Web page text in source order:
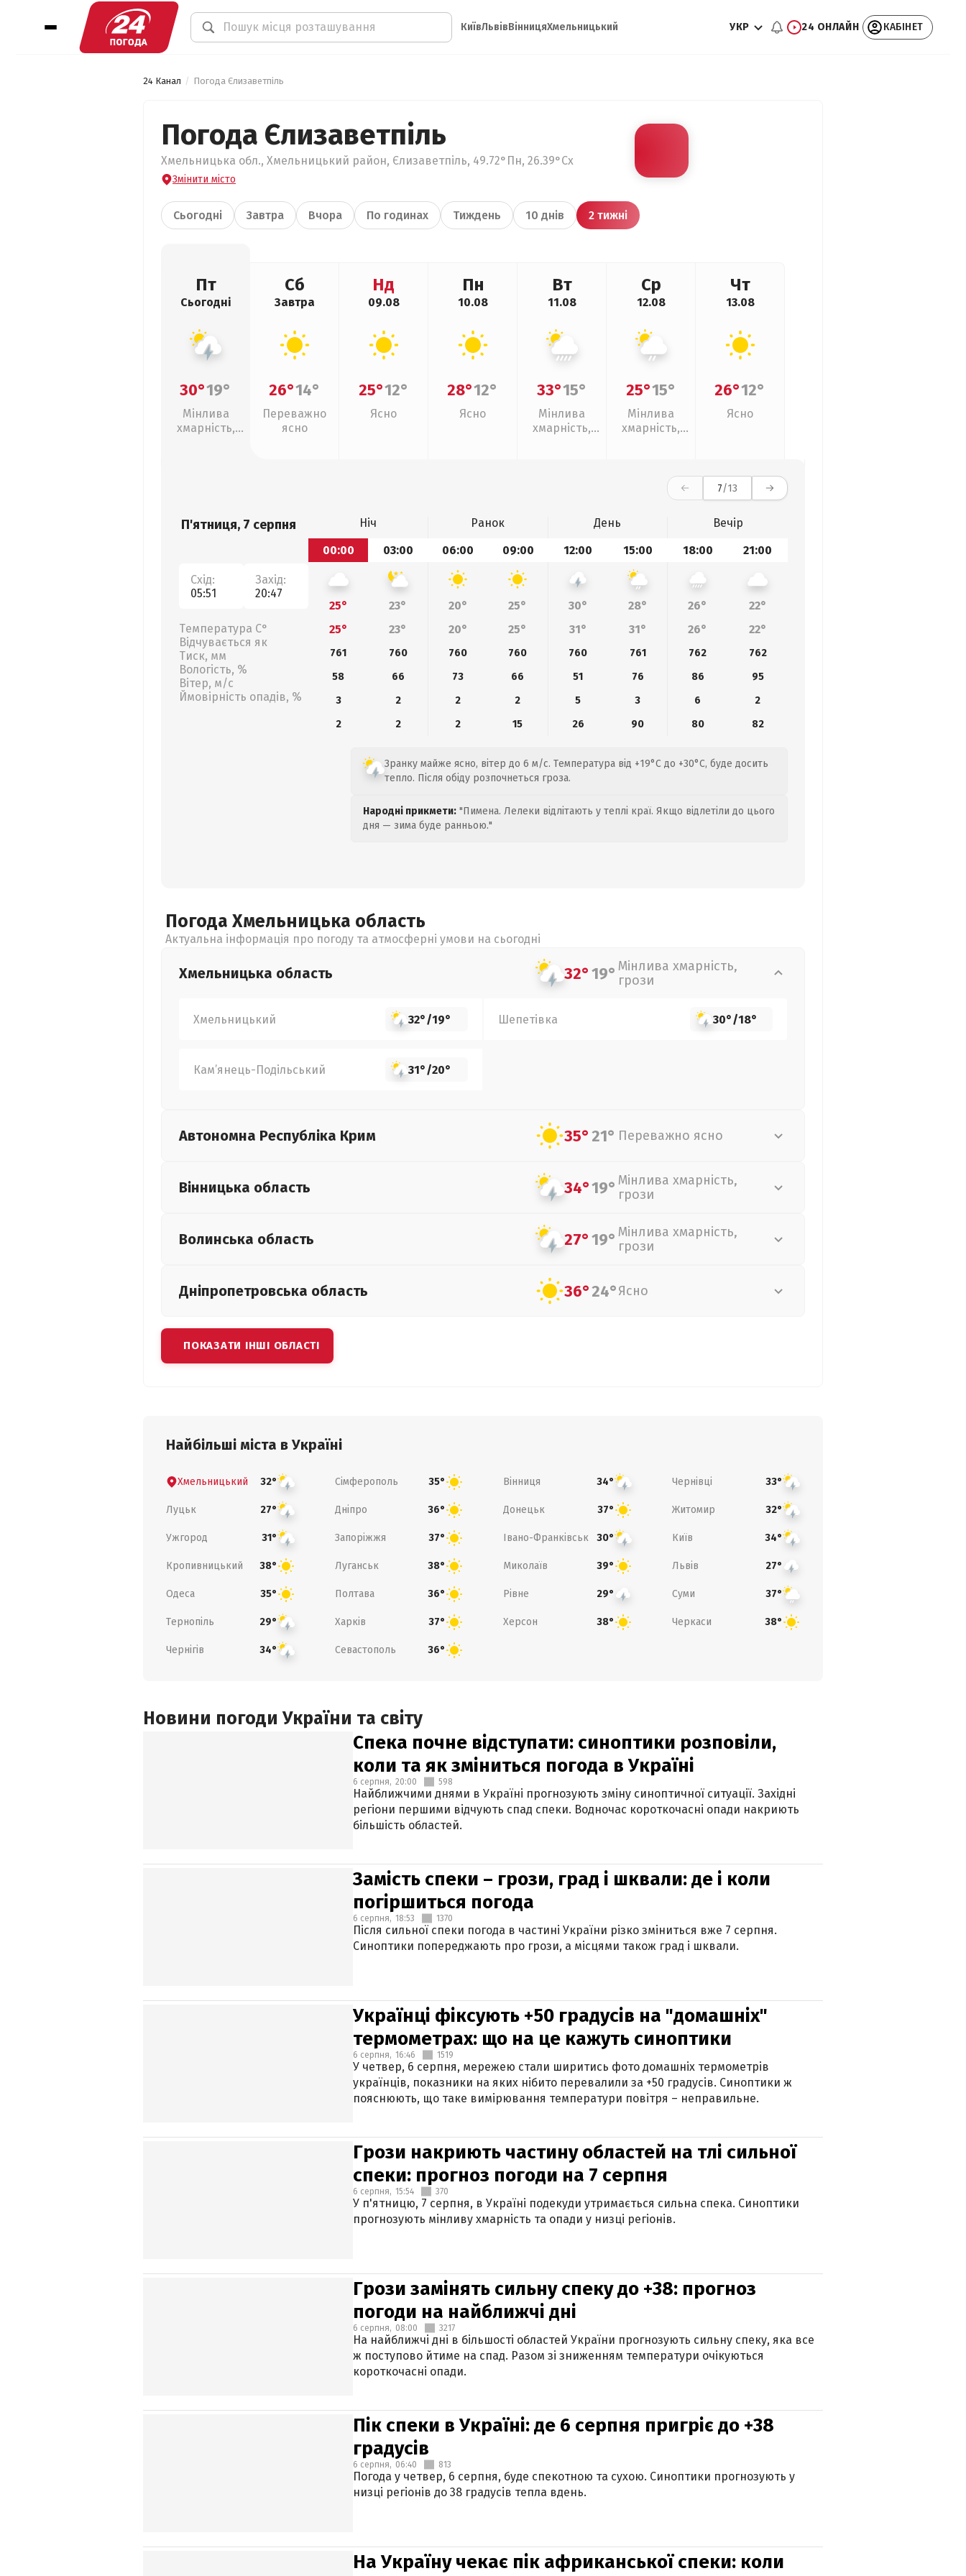
КиївЛьвівВінницяХмельницький УКР 24 ОНЛАЙН КАБІНЕТ
24 Канал Погода Єлизаветпіль
Погода Єлизаветпіль
Хмельницька обл., Хмельницький район, Єлизаветпіль, 49.72°Пн, 26.39°Сх
Змінити місто
Сьогодні Завтра Вчора По годинах Тиждень 10 днів 2 тижні
Пт
Сьогодні
30°19°
Мінлива
хмарність,
Сб
Завтра
26°14°
Переважно
ясно
Нд
09.08
25°12°
Ясно
Пн
10.08
28°12°
Ясно
Вт
11.08
33°15°
Мінлива
хмарність,
Ср
12.08
25°15°
Мінлива
хмарність,
Чт
13.08
26°12°
Ясно
7/13
П'ятниця, 7 серпня
Схід:
05:51
Захід:
20:47
Температура С°
Відчувається як
Тиск, мм
Вологість, %
Вітер, м/с
Ймовірність опадів, %
Ніч Ранок День
Вечір
00:00
03:00 06:00 09:00 12:00 15:00 18:00 21:00
25° 23° 20° 25° 30° 28° 26°
22°
25°
23° 20° 25° 31° 31° 26° 22°
761 760 760 760 760 761 762
762
58
66 73 66 51 76 86
95
3
2 2 2 5 3 6
2
2
2 2 15 26 90 80 82
Зранку майже ясно, вітер до 6 м/с. Температура від +19°C до +30°C, буде досить
тепло. Після обіду розпочнеться гроза.
Народні прикмети: "Пимена. Лелеки відлітають у теплі краї. Якщо відлетіли до цього
дня — зима буде ранньою."
Погода Хмельницька область
Актуальна інформація про погоду та атмосферні умови на сьогодні
Хмельницька область 32°19° Мінлива хмарність,
грози
Хмельницький 32°/19° Шепетівка 30°/18°
Кам’янець-Подільський 31°/20°
Автономна Республіка Крим 35°21° Переважно ясно
Вінницька область 34°19° Мінлива хмарність,
грози
Волинська область 27°19° Мінлива хмарність,
грози
Дніпропетровська область 36°24°Ясно
ПОКАЗАТИ ІНШІ ОБЛАСТІ
Найбільші міста в Україні
Хмельницький 32° Сімферополь 35° Вінниця 34° Чернівці 33°
Луцьк 27° Дніпро 36° Донецьк 37° Житомир 32°
Ужгород 31° Запоріжжя 37° Івано-Франківськ 30° Київ 34°
Кропивницький 38° Луганськ 38° Миколаїв 39° Львів 27°
Одеса 35° Полтава 36° Рівне 29° Суми 37°
Тернопіль 29° Харків 37° Херсон 38° Черкаси 38°
Чернігів 34° Севастополь 36°
Новини погоди України та світу
Спека почне відступати: синоптики розповіли,
коли та як зміниться погода в Україні
6 серпня, 20:00 598
Найближчими днями в Україні прогнозують зміну синоптичної ситуації. Західні
регіони першими відчують спад спеки. Водночас короткочасні опади накриють
більшість областей.
Замість спеки – грози, град і шквали: де і коли
погіршиться погода
6 серпня, 18:53 1370
Після сильної спеки погода в частині України різко зміниться вже 7 серпня.
Синоптики попереджають про грози, а місцями також град і шквали.
Українці фіксують +50 градусів на "домашніх"
термометрах: що на це кажуть синоптики
6 серпня, 16:46 1519
У четвер, 6 серпня, мережею стали ширитись фото домашніх термометрів
українців, показники на яких нібито перевалили за +50 градусів. Синоптики ж
пояснюють, що таке вимірювання температури повітря – неправильне.
Грози накриють частину областей на тлі сильної
спеки: прогноз погоди на 7 серпня
6 серпня, 15:54 370
У п'ятницю, 7 серпня, в Україні подекуди утримається сильна спека. Синоптики
прогнозують мінливу хмарність та опади у низці регіонів.
Грози замінять сильну спеку до +38: прогноз
погоди на найближчі дні
6 серпня, 08:00 3217
На найближчі дні в більшості областей України прогнозують сильну спеку, яка все
ж поступово йтиме на спад. Разом зі зниженням температури очікуються
короткочасні опади.
Пік спеки в Україні: де 6 серпня пригріє до +38
градусів
6 серпня, 06:40 813
Погода у четвер, 6 серпня, буде спекотною та сухою. Синоптики прогнозують у
низці регіонів до 38 градусів тепла вдень.
На Україну чекає пік африканської спеки: коли